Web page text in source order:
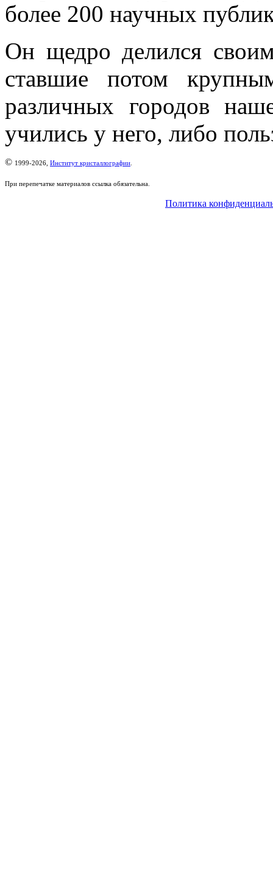
более 200 научных
Он щедро делился
ставшие потом
различных городов
учились у него, либо
© 1999-2026, Институт кристаллографии
При перепечатке материалов ссылка обязательна.
Политика